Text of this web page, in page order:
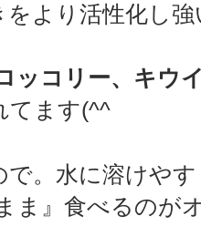
より活性化し強
ッコリー、キウ
てます(^^
。水に溶けや
ま』食べるのが